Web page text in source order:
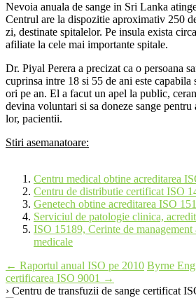
Nevoia anuala de sange in Sri Lanka
Centrul are la dispozitie aproximativ 250
zi, destinate spitalelor. Pe insula exista
afiliate la cele mai importante spitale.
Dr. Piyal Perera a precizat ca o persoana
cuprinsa intre 18 si 55 de ani este capabila
ori pe an. El a facut un apel la public,
devina voluntari si sa doneze sange
lor, pacientii.
Stiri asemanatoare:
Centru medical obtine acreditarea
Centru de distributie certificat ISO
Genetech obtine acreditarea ISO
Serviciul de patologie clinica,
ISO 15189, Cerinte de
medicale
Post
navigation
← Raportul anual ISO pe 2010 Byrne
certificarea ISO 9001 →
› Centru de transfuzii de sange certificat